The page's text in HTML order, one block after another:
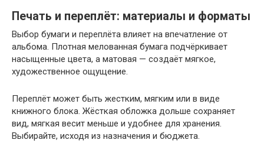
Печать и переплёт: материалы и форматы
Выбор бумаги и переплёта влияет на впечатление от
альбома. Плотная мелованная бумага подчёркивает
насыщенные цвета, а матовая — создаёт мягкое,
художественное ощущение.
Переплёт может быть жестким, мягким или в виде
книжного блока. Жёсткая обложка дольше сохраняет
вид, мягкая весит меньше и удобнее для хранения.
Выбирайте, исходя из назначения и бюджета.